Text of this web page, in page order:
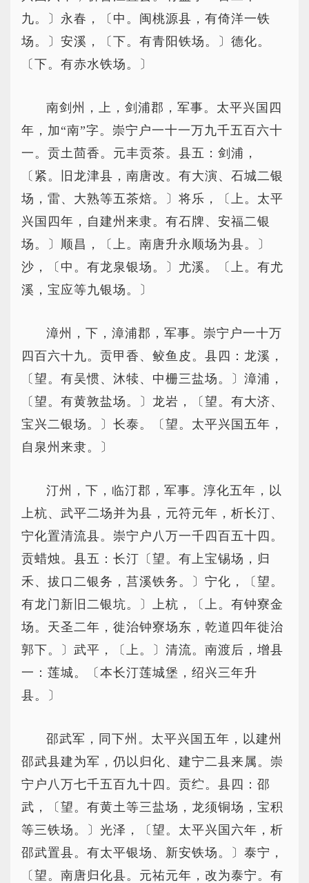
九。〕永春，〔中。闽桃源县，有倚洋一铁
场。〕安溪，〔下。有青阳铁场。〕德化。
〔下。有赤水铁场。〕
南剑州，上，剑浦郡，军事。太平兴国四
年，加“南”字。崇宁户一十一万九千五百六十
一。贡土茴香。元丰贡茶。县五：剑浦，
〔紧。旧龙津县，南唐改。有大演、石城二银
场，雷、大熟等五茶焙。〕将乐，〔上。太平
兴国四年，自建州来隶。有石牌、安福二银
场。〕顺昌，〔上。南唐升永顺场为县。〕
沙，〔中。有龙泉银场。〕尤溪。〔上。有尤
溪，宝应等九银场。〕
漳州，下，漳浦郡，军事。崇宁户一十万
四百六十九。贡甲香、鲛鱼皮。县四：龙溪，
〔望。有吴惯、沐犊、中栅三盐场。〕漳浦，
〔望。有黄敦盐场。〕龙岩，〔望。有大济、
宝兴二银场。〕长泰。〔望。太平兴国五年，
自泉州来隶。〕
汀州，下，临汀郡，军事。淳化五年，以
上杭、武平二场并为县，元符元年，析长汀、
宁化置清流县。崇宁户八万一千四百五十四。
贡蜡烛。县五：长汀〔望。有上宝锡场，归
禾、拔口二银务，莒溪铁务。〕宁化，〔望。
有龙门新旧二银坑。〕上杭，〔上。有钟寮金
场。天圣二年，徙治钟寮场东，乾道四年徙治
郭下。〕武平，〔上。〕清流。南渡后，增县
一：莲城。〔本长汀莲城堡，绍兴三年升
县。〕
邵武军，同下州。太平兴国五年，以建州
邵武县建为军，仍以归化、建宁二县来属。崇
宁户八万七千五百九十四。贡纻。县四：邵
武，〔望。有黄土等三盐场，龙须铜场，宝积
等三铁场。〕光泽，〔望。太平兴国六年，析
邵武置县。有太平银场、新安铁场。〕泰宁，
〔望。南唐归化县。元祐元年，改为泰宁。有